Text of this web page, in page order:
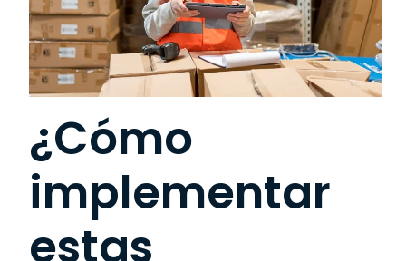
¿Cómo
implementar
estas